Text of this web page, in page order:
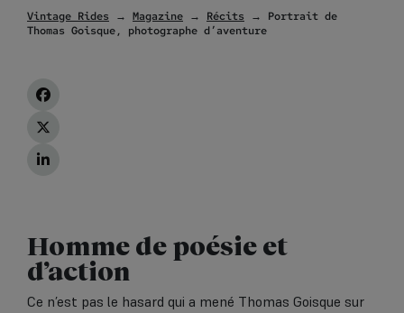
Vintage Rides → Magazine → Récits → Portrait de
Thomas Goisque, photographe d’aventure
Homme de poésie et
d’action
Ce n’est pas le hasard qui a mené Thomas Goisque sur